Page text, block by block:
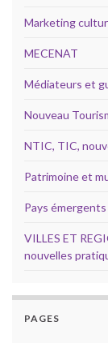
Marketing
MECENAT
Médiateurs et
Nouveau
NTIC, TIC,
Patrimoine et
Pays émergents
VILLES ET
nouvelles
PAGES